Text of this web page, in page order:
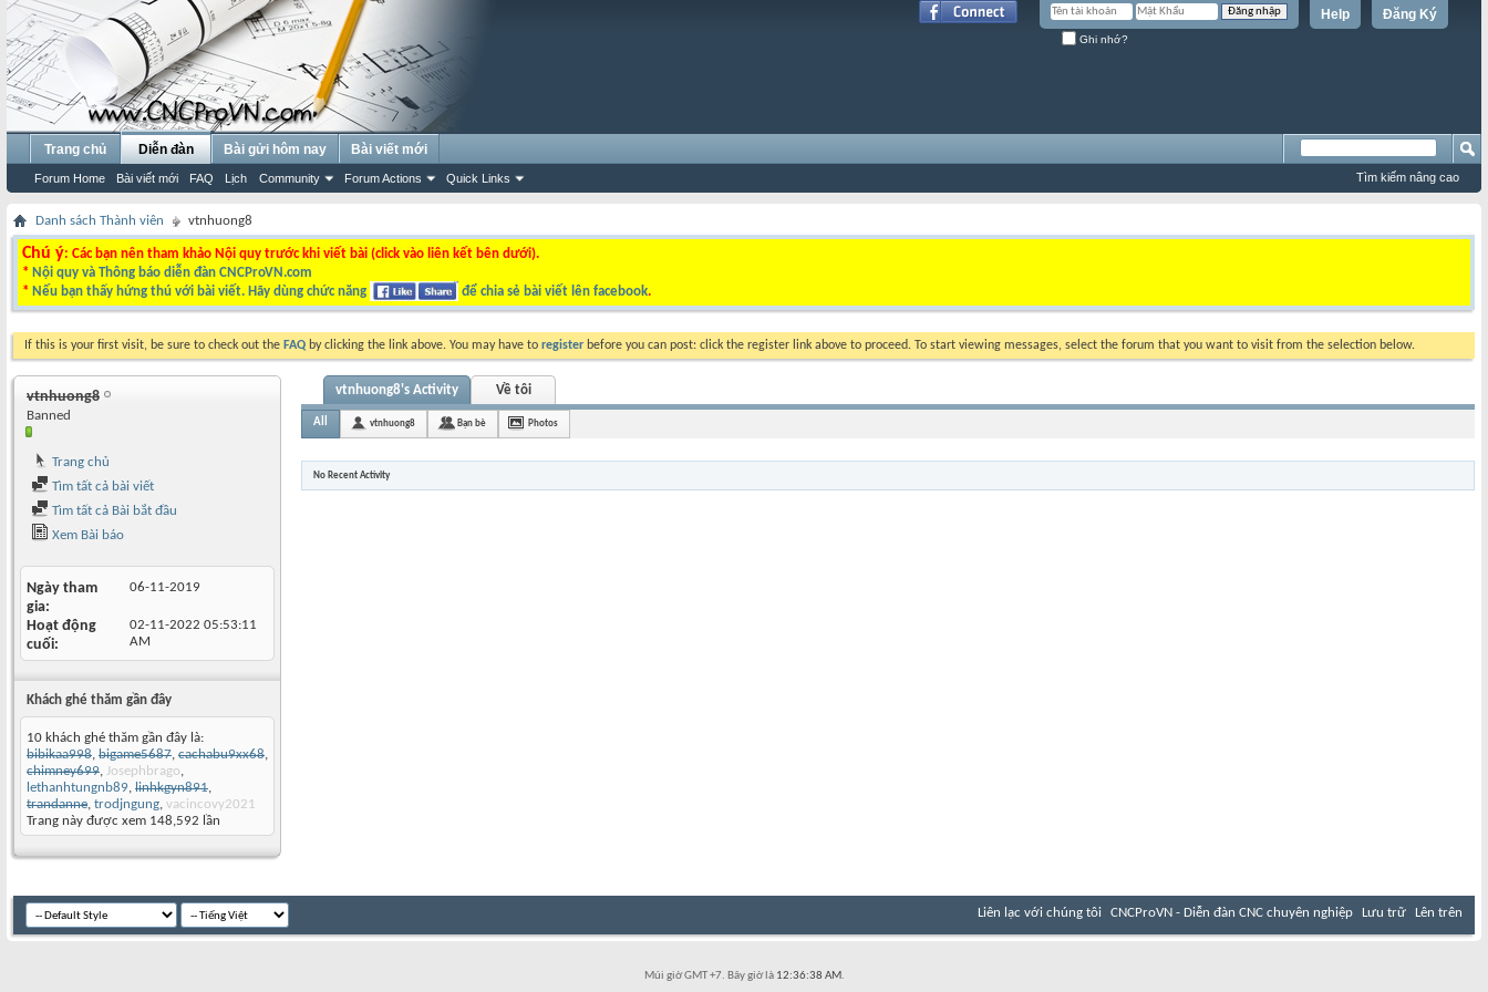
Đăng Ký
Help
Ghi nhớ?
Trang chủ Diễn đàn
Forum Home Bài viết mới FAQ Lịch Community Forum Actions Quick Links
Bài gửi hôm nay Bài viết mới
Tìm kiếm nâng cao
Danh sách Thành viên vtnhuong8
Chú ý: Các bạn nên tham khảo Nội quy trước khi viết bài (click vào liên kết bên dưới).
* Nội quy và Thông báo diễn đàn CNCProVN.com
* Nếu bạn thấy hứng thú với bài viết. Hãy dùng chức năng để chia sẻ bài viết lên facebook.
If this is your first visit, be sure to check out the FAQ by clicking the link above. You may have to register before you can post: click the register link above to proceed. To start viewing messages, select the forum that you want to visit from the selection below.
vtnhuong8
Banned
Trang chủ
Tìm tất cả bài viết
Tìm tất cả Bài bắt đầu
Xem Bài báo
Ngày tham
gia
06-11-2019
Hoạt động
cuối
02-11-2022 05:53:11
AM
Khách ghé thăm gần đây
10 khách ghé thăm gần đây là:
bibikaa998, bigame5687, cachabu9xx68,
chimney699, Josephbrago,
lethanhtungnb89, linhkgyn891,
trandanne, trodjngung, vacincovy2021
Trang này được xem 148,592 lần
vtnhuong8's Activity Về tôi
All vtnhuong8 Bạn bè Photos
No Recent Activity
Liên lạc với chúng tôi CNCProVN - Diễn đàn CNC chuyên nghiệp Lưu trữ Lên trên
Múi giờ GMT +7. Bây giờ là 12:36:38 AM.